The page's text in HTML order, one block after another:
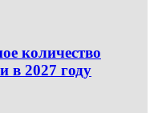
количество
в 2027 году